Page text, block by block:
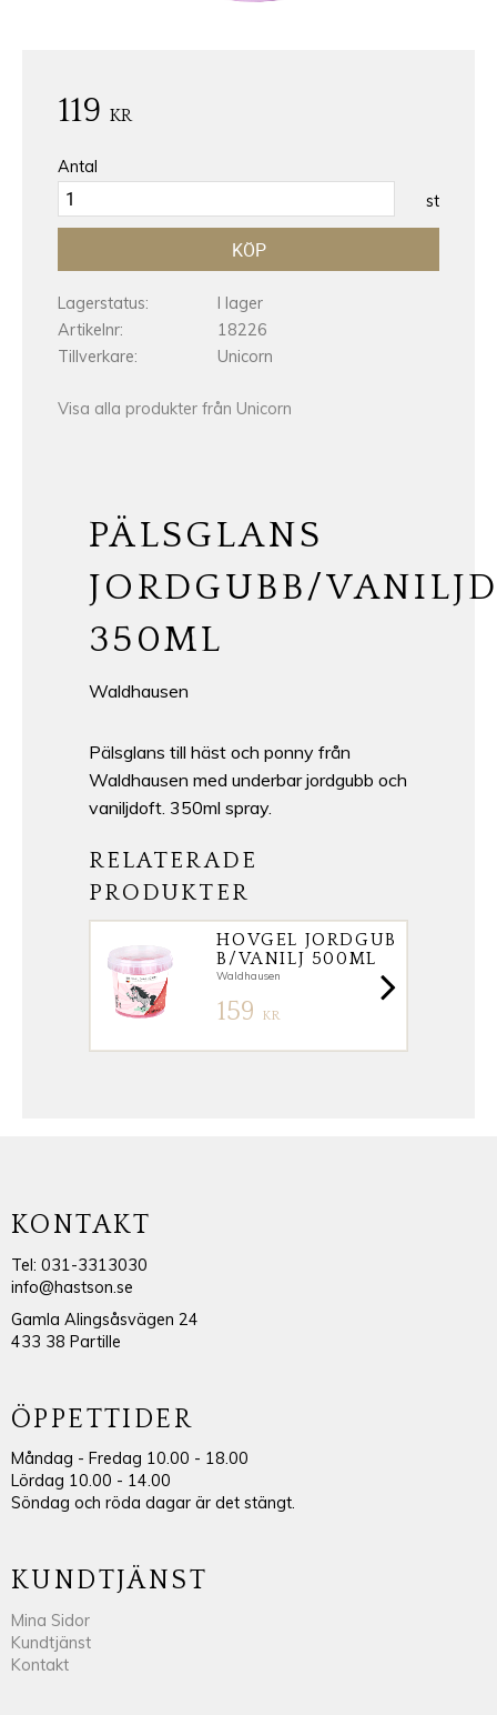
119 KR
Antal
st
KÖP
Lagerstatus
I lager
Artikelnr
18226
Tillverkare
Unicorn
Visa alla produkter från Unicorn
PÄLSGLANS
JORDGUBB/
350ML
Waldhausen
Pälsglans till häst och ponny från
Waldhausen med underbar jordgubb och
vaniljdoft. 350ml spray.
RELATERADE
PRODUKTER
HOVGEL JORDGUB
B/VANILJ 500ML
Waldhausen
159 KR
KONTAKT
Tel: 031-3313030
info@hastson.se
Gamla Alingsåsvägen 24
433 38 Partille
ÖPPETTIDER
Måndag - Fredag 10.00 - 18.00
Lördag 10.00 - 14.00
Söndag och röda dagar är det stängt.
KUNDTJÄNST
Mina Sidor
Kundtjänst
Kontakt